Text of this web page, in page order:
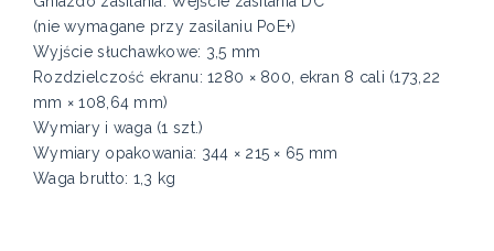
(nie wymagane przy zasilaniu PoE+)
Wyjście słuchawkowe: 3,5 mm
Rozdzielczość ekranu: 1280 × 800, ekran 8 cali (173,22
mm × 108,64 mm)
Wymiary i waga (1 szt.)
Wymiary opakowania: 344 × 215 × 65 mm
Waga brutto: 1,3 kg